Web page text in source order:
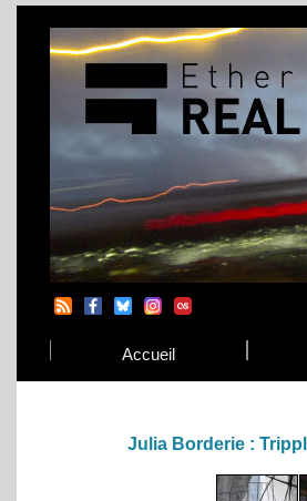
Accueil
Julia Borderie :